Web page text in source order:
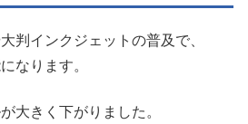
判インクジェットの普及で、
なります。
大きく下がりました。